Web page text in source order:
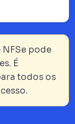
NFSe pode
É
todos os